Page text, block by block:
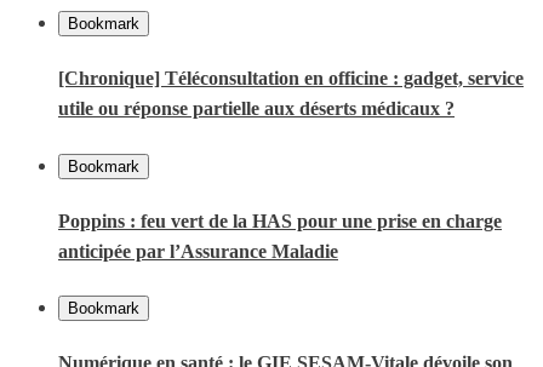
Bookmark
[Chronique] Téléconsultation en officine : gadget, service
utile ou réponse partielle aux déserts médicaux ?
Bookmark
Poppins : feu vert de la HAS pour une prise en charge
anticipée par l’Assurance Maladie
Bookmark